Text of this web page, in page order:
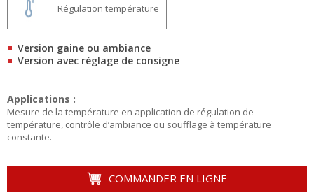
Régulation température
Version gaine ou ambiance
Version avec réglage de consigne
Applications :
Mesure de la température en application de régulation de
température, contrôle d’ambiance ou soufflage à température
constante.
COMMANDER EN LIGNE